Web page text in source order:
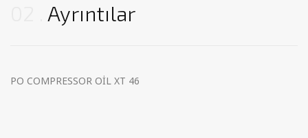
Ayrıntılar
PO COMPRESSOR OİL XT 46